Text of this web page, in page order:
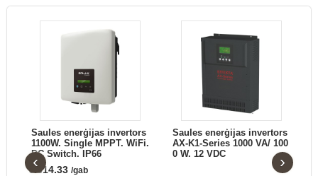
Saules enerģijas invertors
1100W. Single MPPT. WiFi.
DC Switch. IP66
€ 314.33 /gab
Saules enerģijas invertors
AX-K1-Series 1000 VA/ 100
0 W. 12 VDC
‹ ›